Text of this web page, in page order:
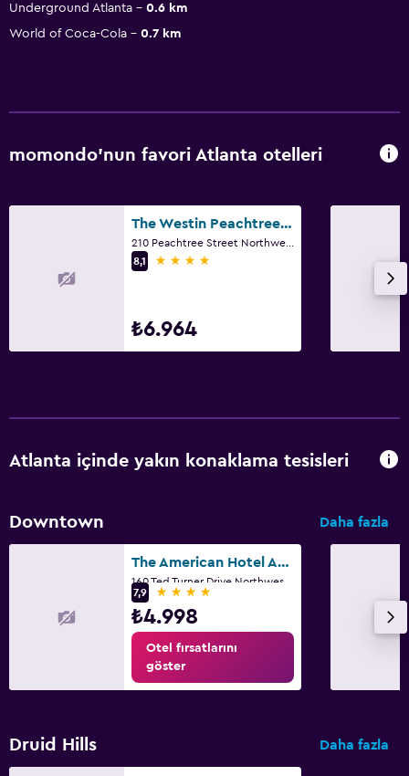
Underground Atlanta
0.6 km
World of Coca-Cola
0.7 km
momondo'nun favori Atlanta otelleri
The Westin Peachtree Plaza, Atlanta
8,1
4 yıldız
₺6.964
Atlanta içinde yakın konaklama tesisleri
Downtown Daha fazla
The American Hotel Atlanta Downtown, Tapestry Collection by Hilton
7,9
4 yıldız
₺4.998
Otel fırsatlarını
göster
Druid Hills Daha fazla